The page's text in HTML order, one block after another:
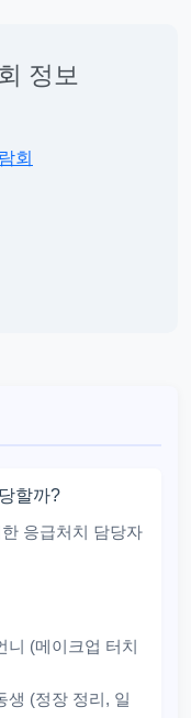
정보
회
할까?
응급처치 담당자
니 (메이크업 터치
생 (정장 정리, 일